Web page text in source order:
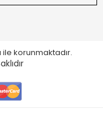
ile korunmaktadır.